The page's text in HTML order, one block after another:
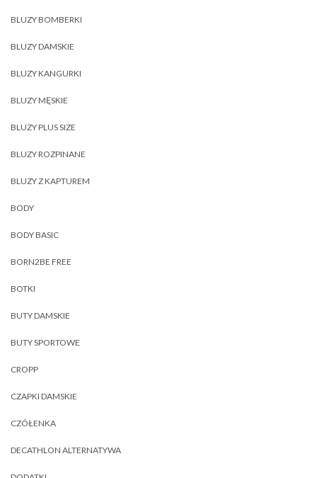
BLUZY BOMBERKI
BLUZY DAMSKIE
BLUZY KANGURKI
BLUZY MĘSKIE
BLUZY PLUS SIZE
BLUZY ROZPINANE
BLUZY Z KAPTUREM
BODY
BODY BASIC
BORN2BE FREE
BOTKI
BUTY DAMSKIE
BUTY SPORTOWE
CROPP
CZAPKI DAMSKIE
CZÓŁENKA
DECATHLON ALTERNATYWA